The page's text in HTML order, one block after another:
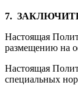
7.
Настоящая
размещению на
Настоящая
специальных